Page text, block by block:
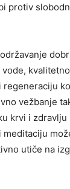
protiv
regeneraciju
vežbanje
krvi i zdravlju
utiče na